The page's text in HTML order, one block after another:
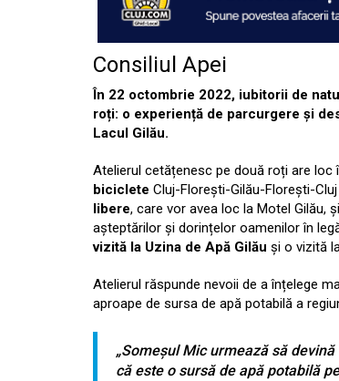
Consiliul Apei
În 22 octombrie 2022, iubitorii de
roți: o experiență de parcurgere și
Lacul Gilău.
Atelierul cetățenesc pe două roți are
biciclete Cluj-Florești-Gilău-Florești-
libere, care vor avea loc la Motel Gilău,
așteptărilor și dorințelor oamenilor în
vizită la Uzina de Apă Gilău și o vizită
Atelierul răspunde nevoii de a înțelege
aproape de sursa de apă potabilă a
„Someșul Mic urmează să
că este o sursă de apă potabilă